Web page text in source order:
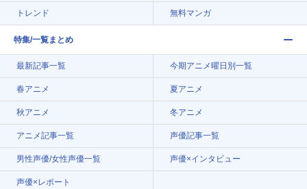
トレンド 無料マンガ
特集/一覧まとめ
最新記事一覧 今期アニメ曜日別一覧
春アニメ 夏アニメ
秋アニメ 冬アニメ
アニメ記事一覧 声優記事一覧
男性声優/女性声優一覧 声優×インタビュー
声優×レポート